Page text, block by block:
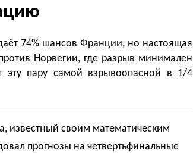
74% шансов Франции, но настоящая
Норвегии, где разрыв минимален
эту пару самой взрывоопасной в 1/4
известный своим математическим
прогнозы на четвертьфинальные